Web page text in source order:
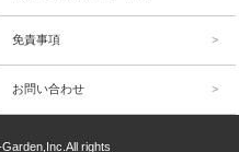
免責事項
お問い合わせ
rights